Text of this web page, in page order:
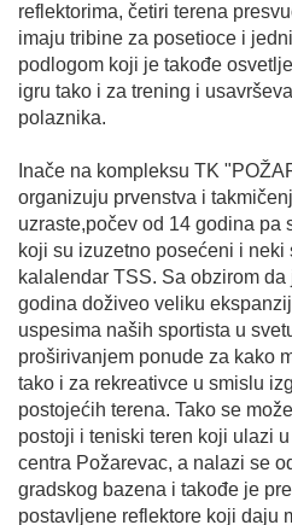
reflektorima, četiri terena
imaju tribine za posetioce i
podlogom koji je takođe
igru tako i za trening i
polaznika.
Inače na kompleksu TK
organizuju prvenstva i
uzraste,počev od 14 godina pa
koji su izuzetno posećeni i neki
kalalendar TSS. Sa obzirom
godina doživeo veliku
uspesima naših sportista u
proširivanjem ponude za kako
tako i za rekreativce u smislu
postojećih terena. Tako se
postoji i teniski teren koji ulazi
centra Požarevac, a nalazi se
gradskog bazena i takođe je
postavljene reflektore koji daju